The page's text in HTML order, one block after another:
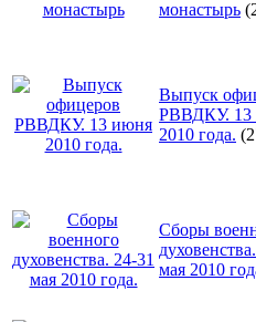
монастырь
Выпуск
РВВДКУ. 13
2010 года.
Сборы
мая 2010